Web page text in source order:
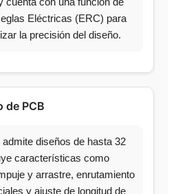
Eléctricas (ERC) para
la precisión del diseño.
de PCB
diseños de hasta 32
características como
y arrastre, enrutamiento
y ajuste de longitud de